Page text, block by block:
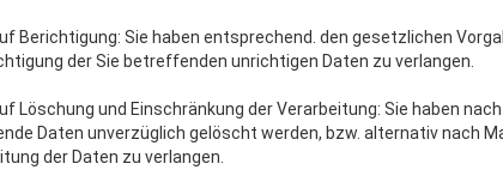
Berichtigung: Sie haben entsprechend. den gesetzlichen
der Sie betreffenden unrichtigen Daten zu verlangen.
Löschung und Einschränkung der Verarbeitung: Sie haben
Daten unverzüglich gelöscht werden, bzw. alternativ nach
der Daten zu verlangen.